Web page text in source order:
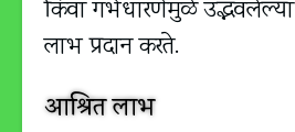
किंवा गर्भधारणेमुळे
लाभ प्रदान करते.
आश्रित लाभ